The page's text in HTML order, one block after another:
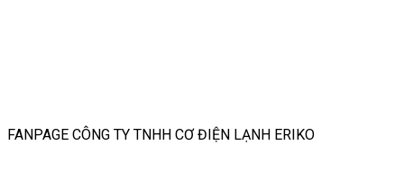
FANPAGE CÔNG TY TNHH CƠ ĐIỆN LẠNH ERIKO